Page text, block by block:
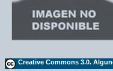
Creative Commons 3.0.